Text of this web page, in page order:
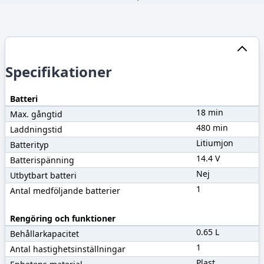
Specifikationer
Batteri
Max. gångtid
18 min
Laddningstid
480 min
Batterityp
Litiumjon
Batterispänning
14.4 V
Utbytbart batteri
Nej
Antal medföljande batterier
1
Rengöring och funktioner
Behållarkapacitet
0.65 L
Antal hastighetsinställningar
1